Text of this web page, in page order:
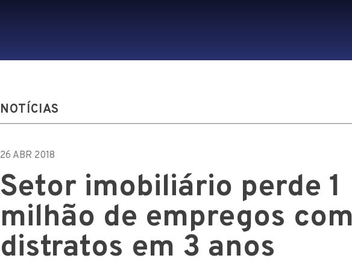
NOTÍCIAS
26 ABR 2018
Setor imobiliário perde 1
milhão de empregos
distratos em 3 anos